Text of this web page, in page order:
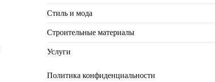
Стиль и мода
Строительные материалы
Услуги
Политика конфиденциальности